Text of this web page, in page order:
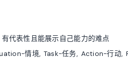
代表性且能展示自己能力的难点
情境, Task-任务, Action-行动,